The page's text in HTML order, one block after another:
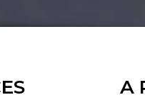
A